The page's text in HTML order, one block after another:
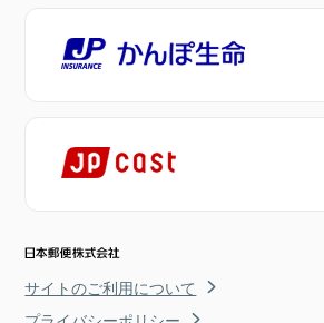
サイトのご利用について